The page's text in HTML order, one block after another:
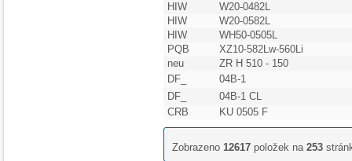
HIW
W20-0482L
HIW
W20-0582L
HIW
WH50-0505L
PQB
XZ10-582Lw-560Li
neu
ZR H 510 - 150
DF_
04B-1
DF_
04B-1 CL
CRB
KU 0505 F
Zobrazeno 12617 položek na 253